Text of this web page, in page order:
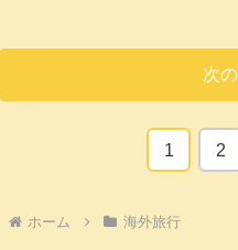
次
1 2
ホーム 海外旅行